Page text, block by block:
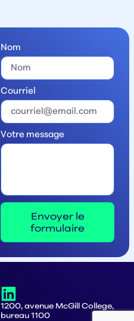
Nom
Courriel
Votre message
Envoyer le
formulaire
1200, avenue McGill College,
bureau 1100